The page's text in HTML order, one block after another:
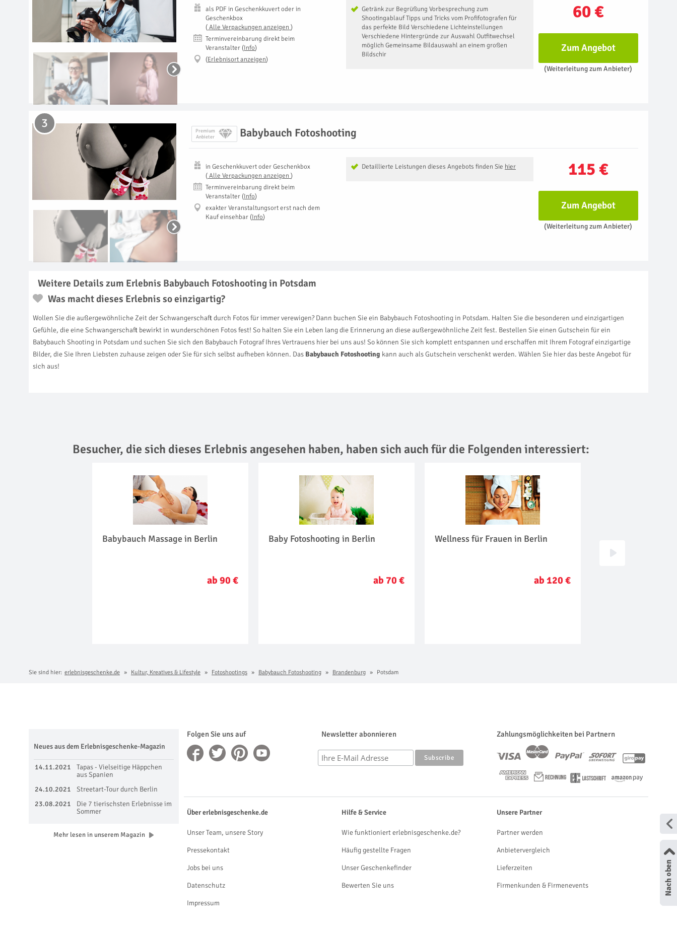
60 €
Getränk zur Begrüßung Vorbesprechung zum
Shootingablauf Tipps und Tricks vom Profifotografen für
das perfekte Bild Verschiedene Lichteinstellungen
Verschiedene Hintergründe zur Auswahl Outfitwechsel
möglich Gemeinsame Bildauswahl an einem großen
Bildschir
als PDFinGeschenkkuvert oder in
Geschenkbox
( Alle Verpackungen anzeigen )
Terminvereinbarung direkt beim
Veranstalter (Info)
(Erlebnisort anzeigen)
Zum Angebot
(Weiterleitung zum Anbieter)
Premium
Anbieter
Babybauch Fotoshooting
3
115 €
Detaillierte Leistungen dieses Angebots finden Sie hier
inGeschenkkuvert oder Geschenkbox
( Alle Verpackungen anzeigen )
Terminvereinbarung direkt beim
Veranstalter (Info)
exakter Veranstaltungsort erst nach dem
Kauf einsehbar (Info)
Zum Angebot
(Weiterleitung zum Anbieter)
Weitere Details zum Erlebnis Babybauch Fotoshooting in Potsdam
Was macht dieses Erlebnis so einzigartig?
Wollen Sie die außergewöhnliche Zeit der Schwangerschaft durch Fotos für immer verewigen? Dann buchen Sie ein Babybauch Fotoshooting in Potsdam. Halten Sie die besonderen und einzigartigen
Gefühle, die eine Schwangerschaft bewirkt in wunderschönen Fotos fest! So halten Sie ein Leben lang die Erinnerung an diese außergewöhnliche Zeit fest. Bestellen Sie einen Gutschein für ein
Babybauch Shooting in Potsdam und suchen Sie sich den Babybauch Fotograf Ihres Vertrauens hier bei uns aus! So können Sie sich komplett entspannen und erschaffen mit Ihrem Fotograf einzigartige
Bilder, die Sie Ihren Liebsten zuhause zeigen oder Sie für sich selbst aufheben können. Das Babybauch Fotoshooting kann auch als Gutschein verschenkt werden. Wählen Sie hier das beste Angebot für
sich aus!
Besucher, die sich dieses Erlebnis angesehen haben, haben sich auch für die Folgenden interessiert:
Babybauch Massage in Berlin
ab 90 €
Baby Fotoshooting in Berlin
ab 70 €
Wellness für Frauen in Berlin
ab 120 €
Sie sind hier: erlebnisgeschenke.de Kultur, Kreatives & Lifestyle Fotoshootings Babybauch Fotoshooting Brandenburg Potsdam
Folgen Sie uns auf Newsletter abonnieren Zahlungsmöglichkeiten bei Partnern
Neues aus dem Erlebnisgeschenke-Magazin
14.11.2021
Tapas - Vielseitige Häppchen
aus Spanien
24.10.2021
Streetart-Tour durch Berlin
23.08.2021
Die 7 tierischsten Erlebnisse im
Sommer
Mehr lesen in unserem Magazin
Über erlebnisgeschenke.de
Unser Team, unsere Story
Pressekontakt
Jobs bei uns
Datenschutz
Impressum
Hilfe & Service
Wie funktioniert erlebnisgeschenke.de?
Häufig gestellte Fragen
Unser Geschenkefinder
Bewerten Sie uns
Unsere Partner
Partner werden
Anbietervergleich
Lieferzeiten
Firmenkunden & Firmenevents